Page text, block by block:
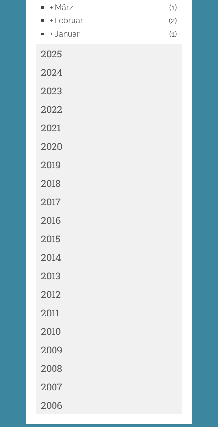
+ März
(1)
+ Februar
(2)
+ Januar (1)
2025
2024
2023
2022
2021
2020
2019
2018
2017
2016
2015
2014
2013
2012
2011
2010
2009
2008
2007
2006